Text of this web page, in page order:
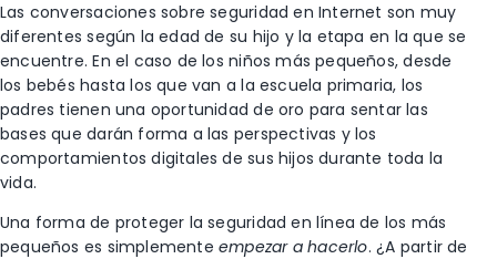
Las conversaciones sobre seguridad en Internet son muy
diferentes según la edad de su hijo y la etapa en la que se
encuentre. En el caso de los niños más pequeños, desde
los bebés hasta los que van a la escuela primaria, los
padres tienen una oportunidad de oro para sentar las
bases que darán forma a las perspectivas y los
comportamientos digitales de sus hijos durante toda la
vida.
Una forma de proteger la seguridad en línea de los más
pequeños es simplementeempezar a hacerlo. ¿A partir de